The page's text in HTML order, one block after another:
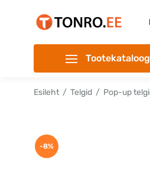
Tootekataloog
Esileht Telgid Pop-up
-8%